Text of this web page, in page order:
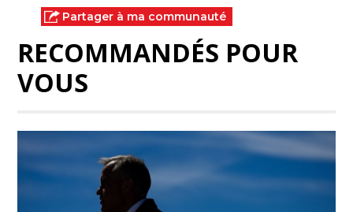
Partager à ma communauté
RECOMMANDÉS POUR
VOUS